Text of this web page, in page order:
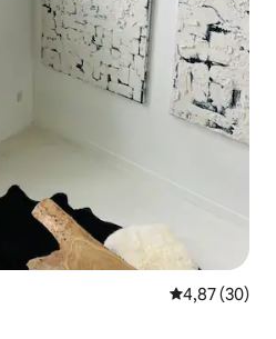
5 üzerinden
4,87 (30)